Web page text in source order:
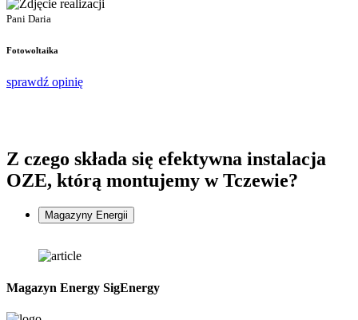
Pani Daria
Fotowoltaika
sprawdź opinię
Z czego składa się efektywna instalacja
OZE, którą montujemy w Tczewie?
Magazyny Energii
Magazyn Energy SigEnergy